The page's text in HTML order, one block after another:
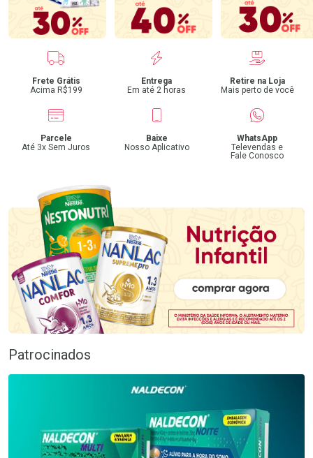
Benefícios
Frete Grátis
Acima R$199
Entrega
Em até 2 horas
Retire na Loja
Mais perto de você
Parcele
Até 3x Sem Juros
Baixe
Nosso Aplicativo
WhatsApp
Televendas e
Fale Conosco
Patrocinados